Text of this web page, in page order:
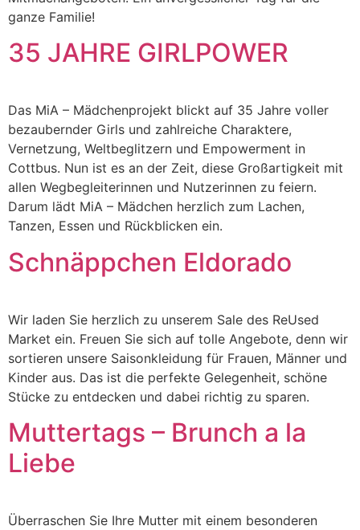
ganze Familie!
35 JAHRE GIRLPOWER
Das MiA – Mädchenprojekt blickt auf 35 Jahre voller
bezaubernder Girls und zahlreiche Charaktere,
Vernetzung, Weltbeglitzern und Empowerment in
Cottbus. Nun ist es an der Zeit, diese Großartigkeit mit
allen Wegbegleiterinnen und Nutzerinnen zu feiern.
Darum lädt MiA – Mädchen herzlich zum Lachen,
Tanzen, Essen und Rückblicken ein.
Schnäppchen Eldorado
Wir laden Sie herzlich zu unserem Sale des ReUsed
Market ein. Freuen Sie sich auf tolle Angebote, denn wir
sortieren unsere Saisonkleidung für Frauen, Männer und
Kinder aus. Das ist die perfekte Gelegenheit, schöne
Stücke zu entdecken und dabei richtig zu sparen.
Muttertags – Brunch a la
Liebe
Überraschen Sie Ihre Mutter mit einem besonderen